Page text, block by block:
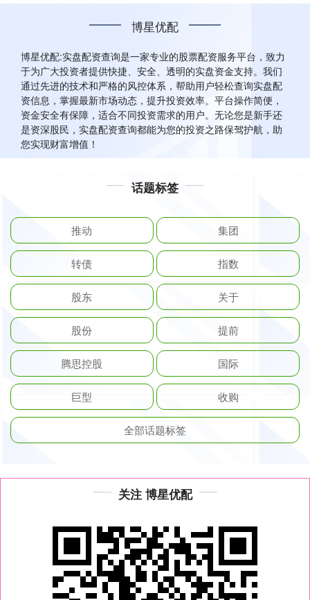
博星优配
博星优配:实盘配资查询是一家专业的股票配资服务平台，致力
于为广大投资者提供快捷、安全、透明的实盘资金支持。我们
通过先进的技术和严格的风控体系，帮助用户轻松查询实盘配
资信息，掌握最新市场动态，提升投资效率。平台操作简便，
资金安全有保障，适合不同投资需求的用户。无论您是新手还
是资深股民，实盘配资查询都能为您的投资之路保驾护航，助
您实现财富增值！
话题标签
推动 集团
转债 指数
股东 关于
股份 提前
腾思控股 国际
巨型 收购
全部话题标签
关注 博星优配